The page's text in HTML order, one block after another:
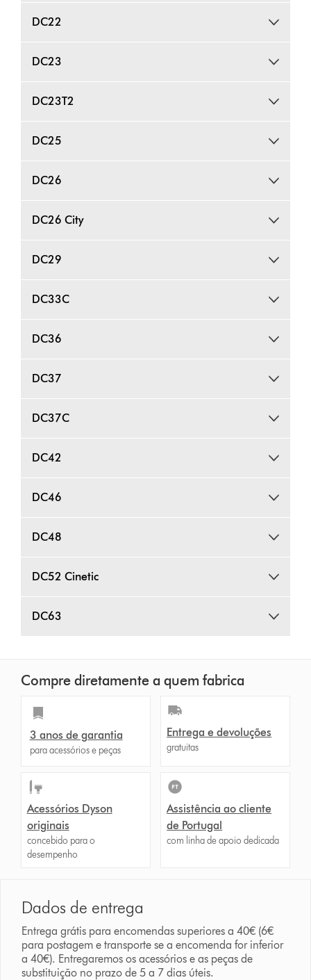
DC22
DC23
DC23T2
DC25
DC26
DC26 City
DC29
DC33C
DC36
DC37
DC37C
DC42
DC46
DC48
DC52 Cinetic
DC63
Compre diretamente a quem fabrica
3 anos de garantia
para acessórios e peças
Entrega e devoluções
gratuitas
Acessórios Dyson
originais
concebido para o
desempenho
Assistência ao cliente
de Portugal
com linha de apoio dedicada
Dados de entrega
Entrega grátis para encomendas superiores a 40€ (6€
para postagem e transporte se a encomenda for inferior
a 40€). Entregaremos os acessórios e as peças de
substituição no prazo de 5 a 7 dias úteis.